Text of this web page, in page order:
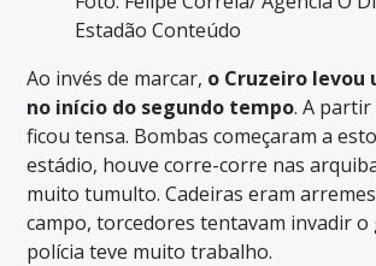
Estadão Conteúdo
Ao invés de marcar, o Cruzeiro levou
no início do segundo tempo. A partir
ficou tensa. Bombas começaram a
estádio, houve corre-corre nas
muito tumulto. Cadeiras eram
campo, torcedores tentavam invadir o
polícia teve muito trabalho.